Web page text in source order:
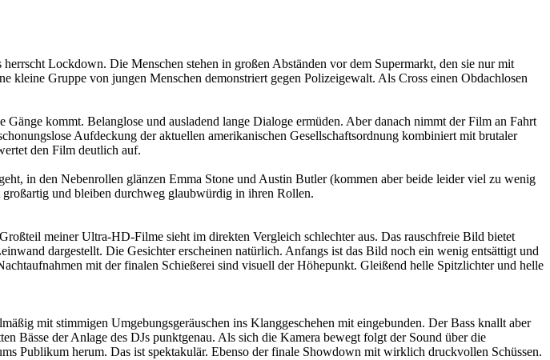
Lockdown. Die Menschen stehen in großen Abständen vor dem Supermarkt, den sie nur mit
Gruppe von jungen Menschen demonstriert gegen Polizeigewalt. Als Cross einen Obdachlosen
kommt. Belanglose und ausladend lange Dialoge ermüden. Aber danach nimmt der Film an Fahrt
Aufdeckung der aktuellen amerikanischen Gesellschaftsordnung kombiniert mit brutaler
den Film deutlich auf.
in den Nebenrollen glänzen Emma Stone und Austin Butler (kommen aber beide leider viel zu wenig
und bleiben durchweg glaubwürdig in ihren Rollen.
meiner Ultra-HD-Filme sieht im direkten Vergleich schlechter aus. Das rauschfreie Bild bietet
dargestellt. Die Gesichter erscheinen natürlich. Anfangs ist das Bild noch ein wenig entsättigt und
mit der finalen Schießerei sind visuell der Höhepunkt. Gleißend helle Spitzlichter und helle
mit stimmigen Umgebungsgeräuschen ins Klanggeschehen mit eingebunden. Der Bass knallt aber
Bässe der Anlage des DJs punktgenau. Als sich die Kamera bewegt folgt der Sound über die
Publikum herum. Das ist spektakulär. Ebenso der finale Showdown mit wirklich druckvollen Schüssen.